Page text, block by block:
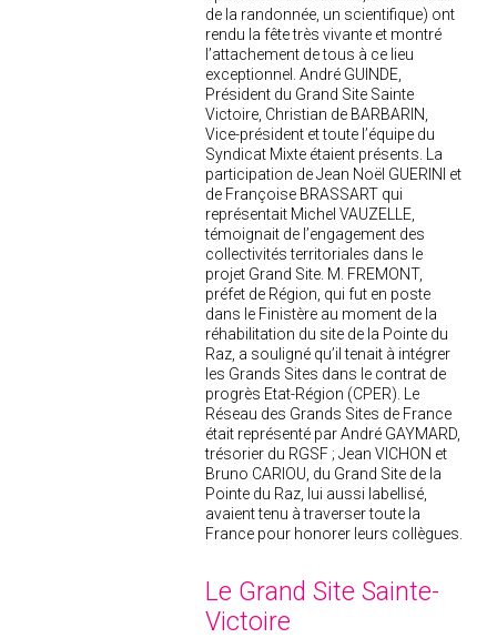
de la randonnée, un scientifique) ont
rendu la fête très vivante et montré
l’attachement de tous à ce lieu
exceptionnel. André GUINDE,
Président du Grand Site Sainte
Victoire, Christian de BARBARIN,
Vice-président et toute l’équipe du
Syndicat Mixte étaient présents. La
participation de Jean Noël GUERINI et
de Françoise BRASSART qui
représentait Michel VAUZELLE,
témoignait de l’engagement des
collectivités territoriales dans le
projet Grand Site. M. FREMONT,
préfet de Région, qui fut en poste
dans le Finistère au moment de la
réhabilitation du site de la Pointe du
Raz, a souligné qu’il tenait à intégrer
les Grands Sites dans le contrat de
progrès Etat-Région (CPER). Le
Réseau des Grands Sites de France
était représenté par André GAYMARD,
trésorier du RGSF ; Jean VICHON et
Bruno CARIOU, du Grand Site de la
Pointe du Raz, lui aussi labellisé,
avaient tenu à traverser toute la
France pour honorer leurs collègues.
Le Grand Site Sainte-
Victoire